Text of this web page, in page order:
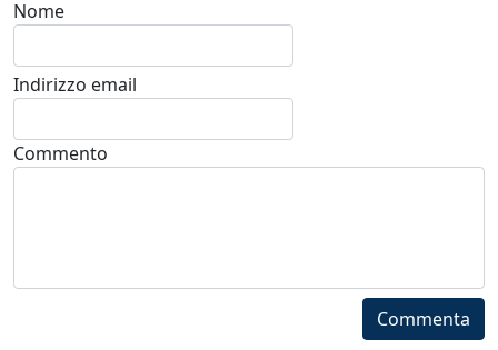
Nome
Indirizzo email
Commento
Commenta